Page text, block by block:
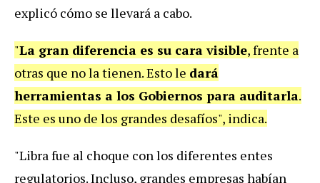
explicó cómo se llevará a cabo.
"La gran diferencia es su cara visible, frente a
otras que no la tienen. Esto le dará
herramientas a los Gobiernos para auditarla.
Este es uno de los grandes desafíos", indica.
"Libra fue al choque con los diferentes entes
regulatorios. Incluso, grandes empresas habían